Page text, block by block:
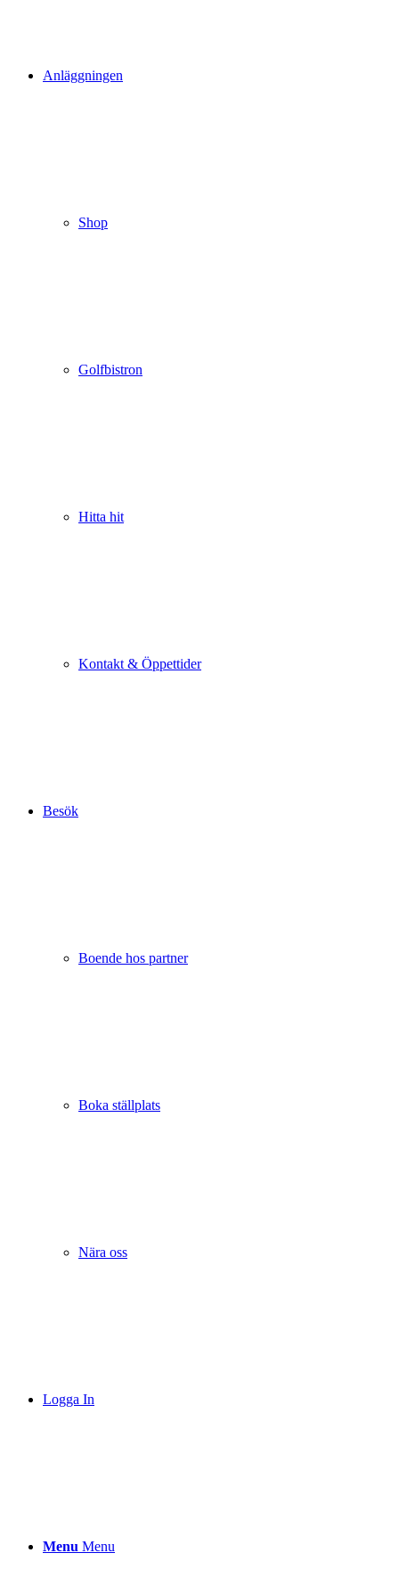
Anläggningen
Shop
Golfbistron
Hitta hit
Kontakt & Öppettider
Besök
Boende hos partner
Boka ställplats
Nära oss
Logga In
Menu Menu